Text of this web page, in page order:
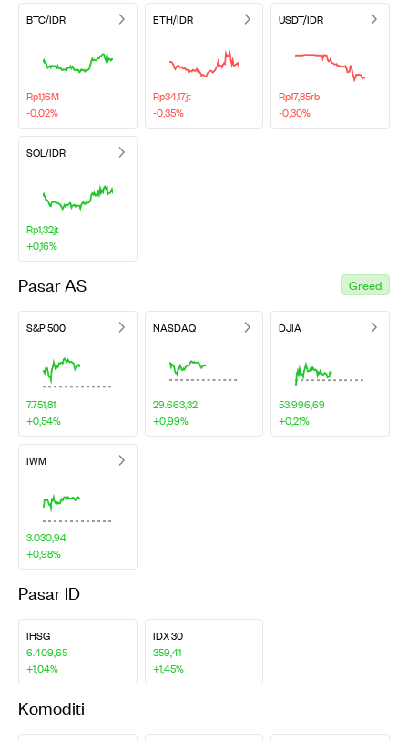
BTC/IDR
Rp1,16M
-0,02%
ETH/IDR
Rp34,17jt
-0,35%
USDT/IDR
Rp17,85rb
-0,30%
SOL/IDR
Rp1,32jt
+0,16%
Pasar AS Greed
S&P 500
7.751,81
+0,54%
NASDAQ
29.663,32
+0,99%
DJIA
53.996,69
+0,21%
IWM
3.030,94
+0,98%
Pasar ID
IHSG
6.409,65
+1,04%
IDX 30
359,41
+1,45%
Komoditi